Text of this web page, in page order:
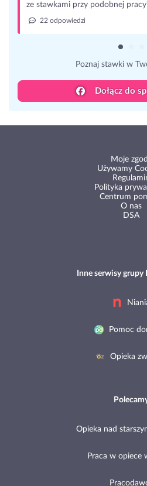
stawkami przy podobnej pracy?
22 odpowiedzi
Poznaj stawki w Twojej
Dołącz do
Moje
Używamy
Polityka
Centrum
O nas
DSA
Inne serwisy grupy
Pomoc
Opieka
Opieka nad
Praca w opiece